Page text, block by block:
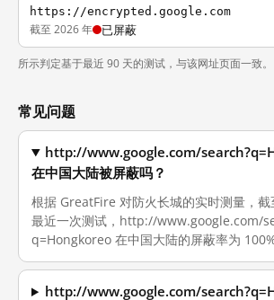
https://encrypted.google.com
截至 2026 年 已屏蔽
所示判定基于最近 90 天的测试，与该网址页面一致。
常见问题
http://www.google.com/
在中国大陆被屏蔽吗？
根据 GreatFire 对防火长城的实时测量，
最近一次测试，http://www.google.com/
q=Hongkoreo 在中国大陆的屏蔽率为 100%
http://www.google.com/